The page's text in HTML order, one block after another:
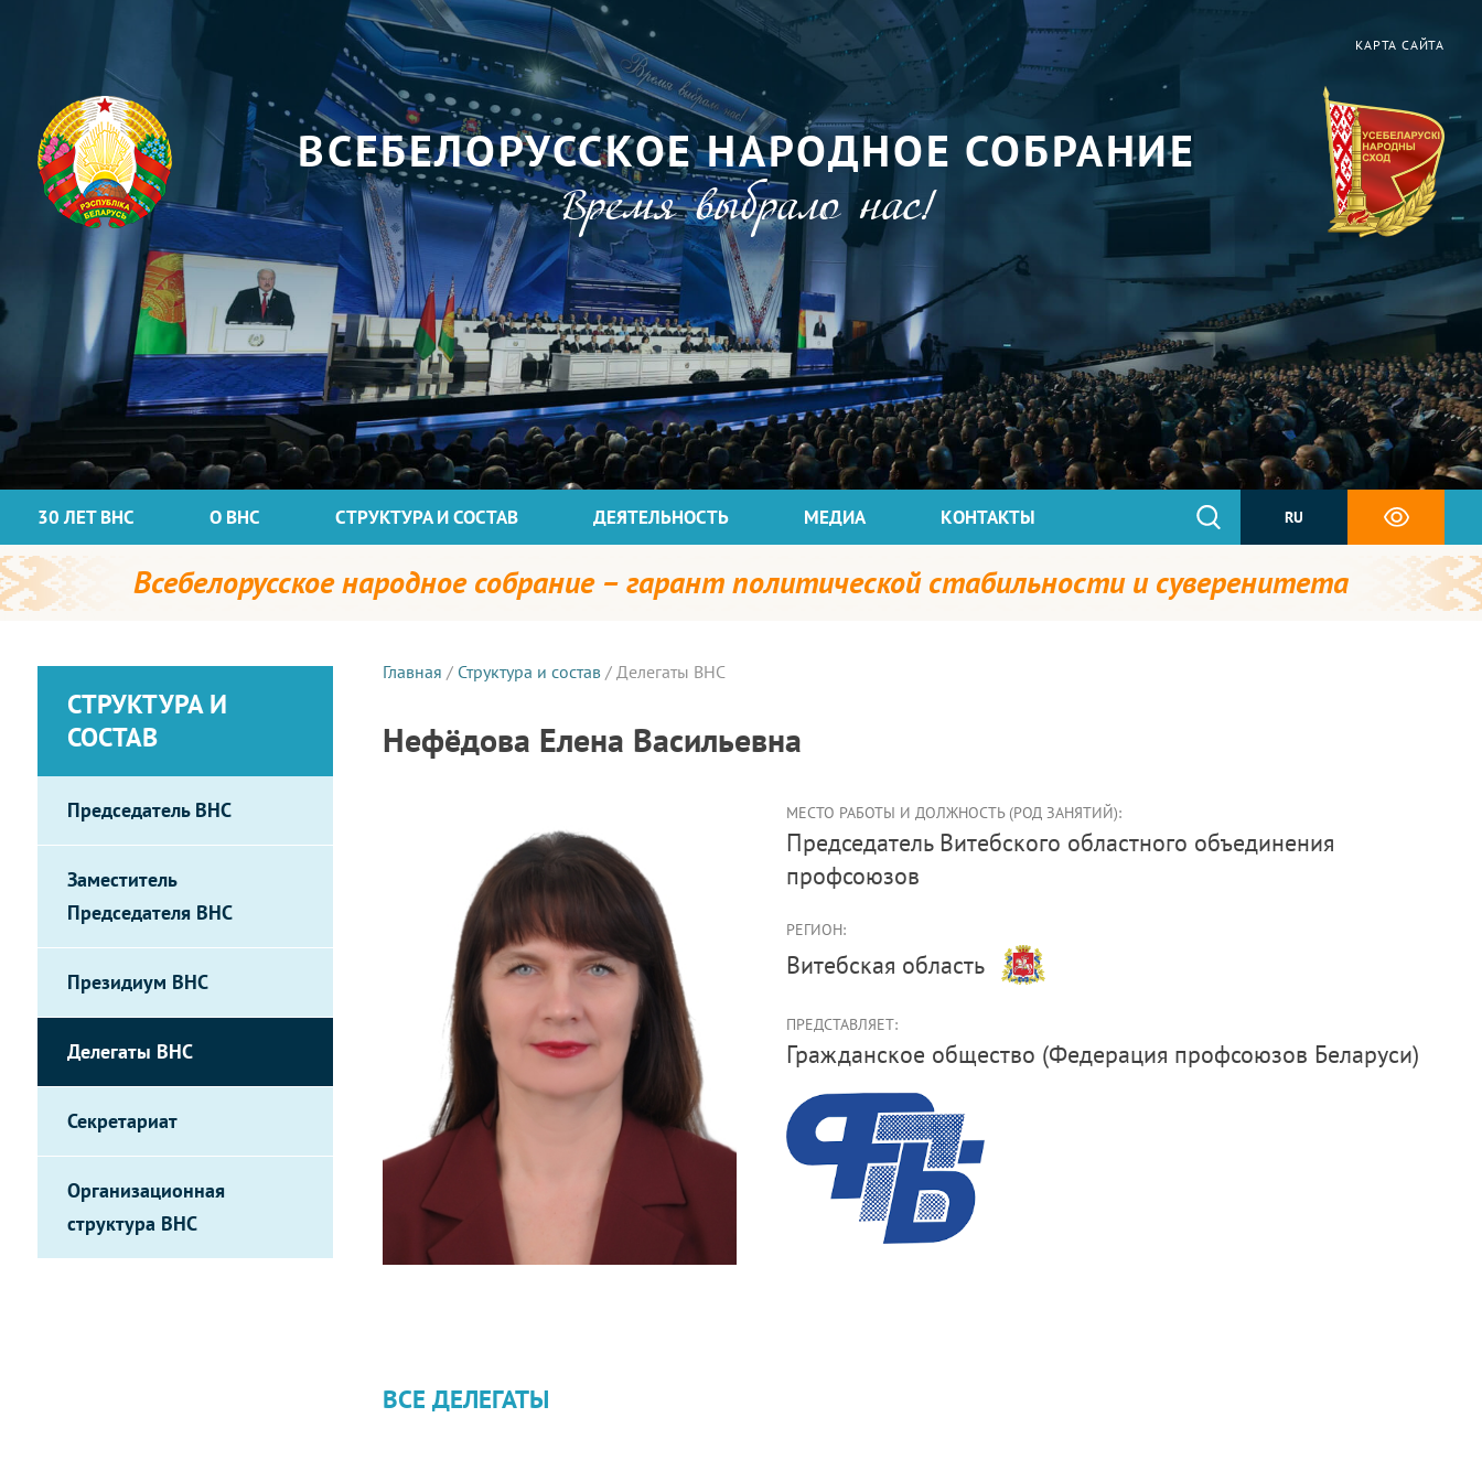
КАРТА САЙТА
ВСЕБЕЛОРУССКОЕ НАРОДНОЕ СОБРАНИЕ
Время выбрало нас!
30 ЛЕТ ВНС О ВНС СТРУКТУРА И СОСТАВ ДЕЯТЕЛЬНОСТЬ МЕДИА КОНТАКТЫ RU
Всебелорусское народное собрание – гарант политической стабильности и суверенитета
СТРУКТУРА И
СОСТАВ
Председатель ВНС
Заместитель
Председателя ВНС
Президиум ВНС
Делегаты ВНС
Секретариат
Организационная
структура ВНС
Главная / Структура и состав / Делегаты ВНС
Нефёдова Елена Васильевна
МЕСТО РАБОТЫ И ДОЛЖНОСТЬ (РОД ЗАНЯТИЙ):
председатель Витебского областного объединения
профсоюзов
РЕГИОН:
Витебская область
ПРЕДСТАВЛЯЕТ:
Гражданское общество (Федерация профсоюзов Беларуси)
ВСЕ ДЕЛЕГАТЫ